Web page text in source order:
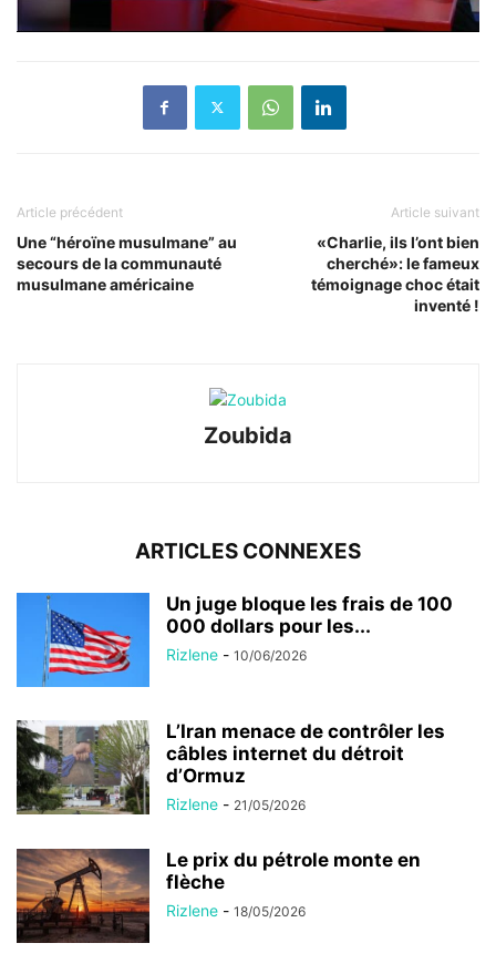
Article précédent
Une “héroïne musulmane” au
secours de la communauté
musulmane américaine
Article suivant
«Charlie, ils l’ont bien
cherché»: le fameux
témoignage choc était
inventé !
Zoubida
ARTICLES CONNEXES
Un juge bloque les frais de 100
000 dollars pour les...
Rizlene - 10/06/2026
L’Iran menace de contrôler les
câbles internet du détroit
d’Ormuz
Rizlene - 21/05/2026
Le prix du pétrole monte en
flèche
Rizlene - 18/05/2026